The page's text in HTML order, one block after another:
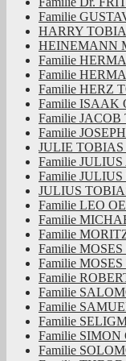
Familie
HARRY
HEINEMANN
Familie
Familie
Familie HERZ
Familie ISAAK
Familie JACOB
Familie
JULIE TOBIAS
Familie
Familie JULIUS
JULIUS
Familie LEO
Familie
Familie
Familie
Familie
Familie
Familie
Familie
Familie
Familie SIMON
Familie